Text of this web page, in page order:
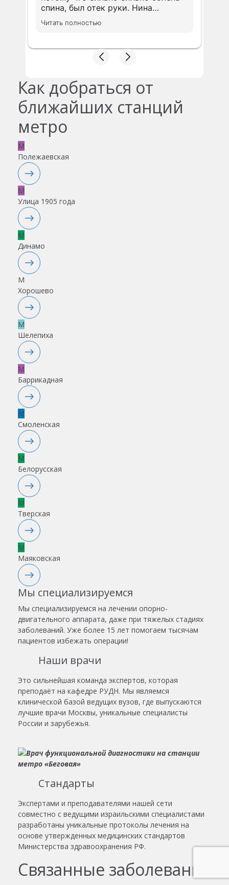
спина, был отек руки. Нина
Николаевна Вознесенская
профессионал своего дела и очень
назначила нужное лечение. Ещё
дополню свой отзыв после
Читать полностью
Как добраться от
ближайших станций
метро
M
Полежаевская
M
Улица 1905 года
M
Динамо
M
Хорошево
M
Шелепиха
M
Баррикадная
M
Смоленская
M
Белорусская
M
Тверская
M
Маяковская
Мы специализируемся
Мы специализируемся на лечении опорно-
двигательного аппарата, даже при тяжелых стадиях
заболеваний. Уже более 15 лет помогаем тысячам
пациентов избежать операции!
Наши врачи
Это сильнейшая команда экспертов, которая
преподаёт на кафедре РУДН. Мы являемся
клинической базой ведущих вузов, где выпускаются
лучшие врачи Москвы, уникальные специалисты
России и зарубежья.
Стандарты
Экспертами и преподавателями нашей сети
совместно с ведущими израильскими специалистами
разработаны уникальные протоколы лечения на
основе утвержденных медицинских стандартов
Министерства здравоохранения РФ.
Связанные заболевания